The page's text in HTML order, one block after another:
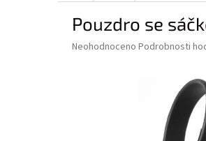
Pouzdro se
Průměrné
Neohodnoceno Podrobnosti